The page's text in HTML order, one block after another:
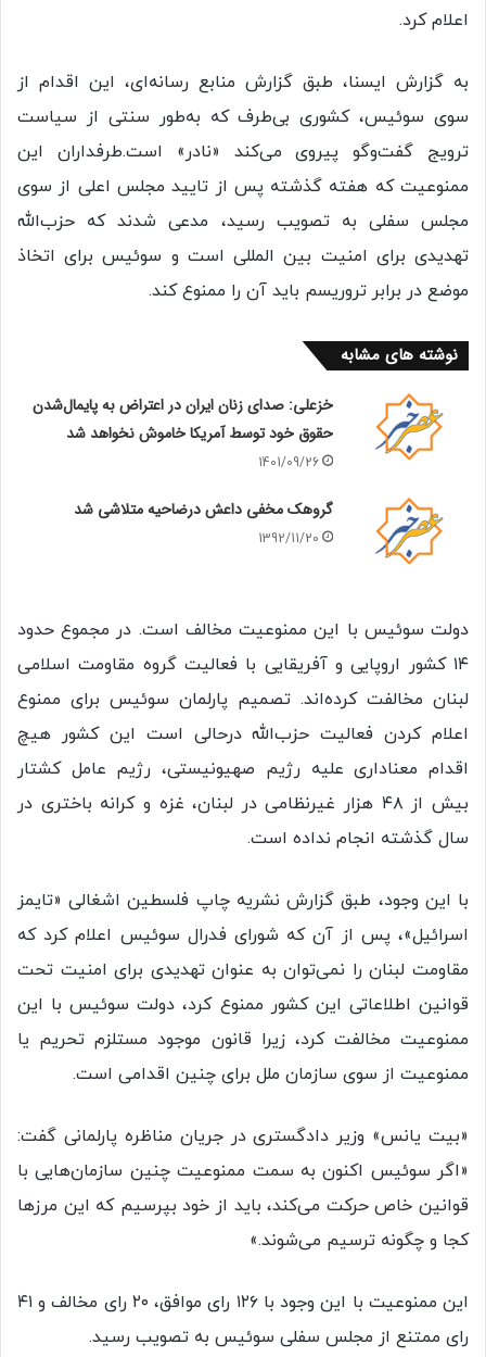
اعلام کرد.
به گزارش ایسنا، طبق گزارش منابع رسانه‌ای، این اقدام از
سوی سوئیس، کشوری بی‌طرف که به‌طور سنتی از سیاست
ترویج گفت‌و‌گو پیروی می‌کند «نادر» است.طرفداران این
ممنوعیت که هفته گذشته پس از تایید مجلس اعلی از سوی
مجلس سفلی به تصویب رسید، مدعی شدند که حزب‌الله
تهدیدی برای امنیت بین المللی است و سوئیس برای اتخاذ
موضع در برابر تروریسم باید آن را ممنوع کند.
نوشته های مشابه
خزعلی: صدای زنان ایران در اعتراض به پایمال‌شدن
حقوق خود توسط آمریکا خاموش نخواهد شد
1401/09/26
گروهک مخفی داعش درضاحیه متلاشی شد
1392/11/20
دولت سوئیس با این ممنوعیت مخالف است. در مجموع حدود
۱۴ کشور اروپایی و آفریقایی با فعالیت گروه مقاومت اسلامی
لبنان مخالفت کرده‌اند. تصمیم پارلمان سوئیس برای ممنوع
اعلام کردن فعالیت حزب‌الله درحالی است این کشور هیچ
اقدام معناداری علیه رژیم صهیونیستی، رژیم عامل کشتار
بیش از ۴۸ هزار غیرنظامی در لبنان، غزه و کرانه باختری در
سال گذشته انجام نداده است.
با این وجود، طبق گزارش نشریه چاپ فلسطین اشغالی «تایمز
اسرائیل»، پس از آن که شورای فدرال سوئیس اعلام کرد که
مقاومت لبنان را نمی‌توان به عنوان تهدیدی برای امنیت تحت
قوانین اطلاعاتی این کشور ممنوع کرد، دولت سوئیس با این
ممنوعیت مخالفت کرد، زیرا قانون موجود مستلزم تحریم یا
ممنوعیت از سوی سازمان ملل برای چنین اقدامی است.
«بیت یانس» وزیر دادگستری در جریان مناظره پارلمانی گفت:
«اگر سوئیس اکنون به سمت ممنوعیت چنین سازمان‌هایی با
قوانین خاص حرکت می‌کند، باید از خود بپرسیم که این مرز‌ها
کجا و چگونه ترسیم می‌شوند.»
این ممنوعیت با این وجود با ۱۲۶ رای موافق، ۲۰ رای مخالف و ۴۱
رای ممتنع از مجلس سفلی سوئیس به تصویب رسید.